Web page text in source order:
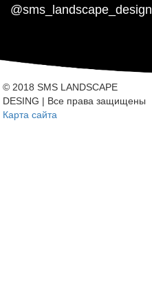
@sms_landscape_design
© 2018 SMS LANDSCAPE
DESING | Все права защищены
Карта сайта